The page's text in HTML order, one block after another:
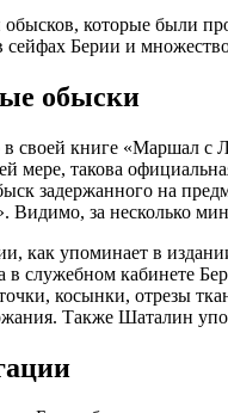
которые были
Берии и
обыски
своей книге «Маршал с
такова
задержанного на
Видимо, за несколько
как упоминает в
в служебном кабинете
косынки, отрезы
Также Шаталин